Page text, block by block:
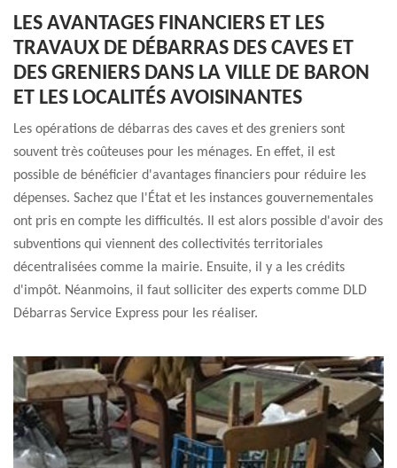
LES AVANTAGES FINANCIERS ET LES
TRAVAUX DE DÉBARRAS DES CAVES ET
DES GRENIERS DANS LA VILLE DE BARON
ET LES LOCALITÉS AVOISINANTES
Les opérations de débarras des caves et des greniers sont
souvent très coûteuses pour les ménages. En effet, il est
possible de bénéficier d'avantages financiers pour réduire les
dépenses. Sachez que l'État et les instances gouvernementales
ont pris en compte les difficultés. Il est alors possible d'avoir des
subventions qui viennent des collectivités territoriales
décentralisées comme la mairie. Ensuite, il y a les crédits
d'impôt. Néanmoins, il faut solliciter des experts comme DLD
Débarras Service Express pour les réaliser.